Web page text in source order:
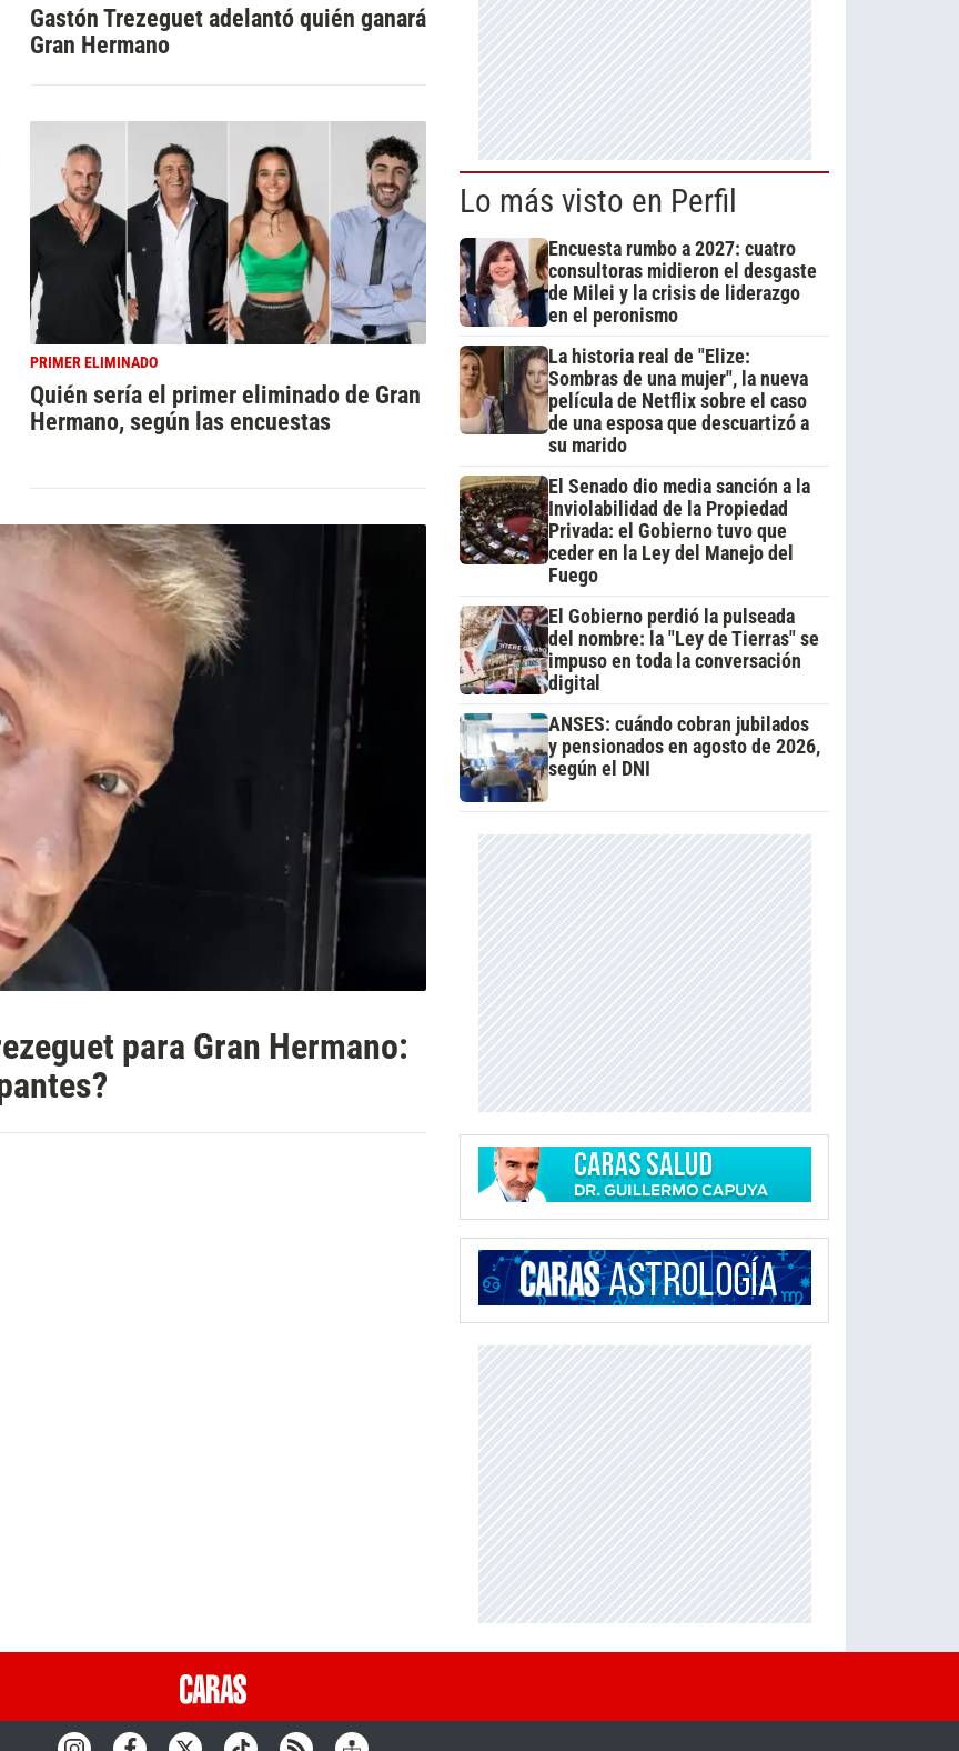
Gastón Trezeguet adelantó quién ganará
Gran Hermano
PRIMER ELIMINADO
Quién sería el primer eliminado de Gran
Hermano, según las encuestas
para Gran Hermano:
Lo más visto en Perfil
Encuesta rumbo a 2027: cuatro
consultoras midieron el desgaste
de Milei y la crisis de liderazgo
en el peronismo
La historia real de "Elize:
Sombras de una mujer", la nueva
película de Netflix sobre el caso
de una esposa que descuartizó a
su marido
El Senado dio media sanción a la
Inviolabilidad de la Propiedad
Privada: el Gobierno tuvo que
ceder en la Ley del Manejo del
Fuego
El Gobierno perdió la pulseada
del nombre: la "Ley de Tierras" se
impuso en toda la conversación
digital
ANSES: cuándo cobran jubilados
y pensionados en agosto de 2026,
según el DNI